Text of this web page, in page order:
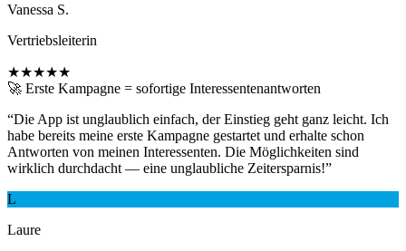
Vanessa S.
Vertriebsleiterin
★★★★★
🚀 Erste Kampagne = sofortige Interessentenantworten
“Die App ist unglaublich einfach, der Einstieg geht ganz leicht. Ich
habe bereits meine erste Kampagne gestartet und erhalte schon
Antworten von meinen Interessenten. Die Möglichkeiten sind
wirklich durchdacht — eine unglaubliche Zeitersparnis!”
L
Laure